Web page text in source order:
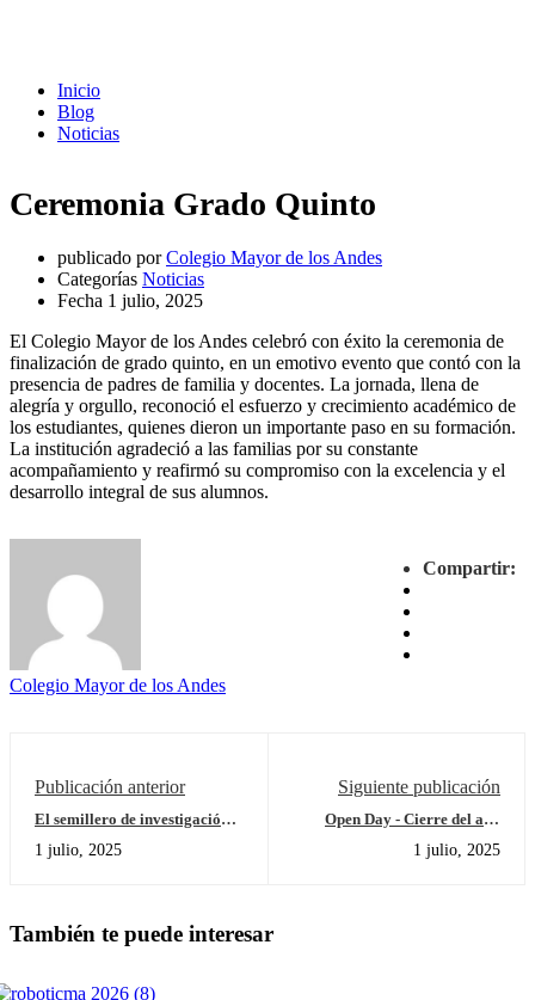
Inicio
Blog
Noticias
Ceremonia Grado Quinto
publicado por Colegio Mayor de los Andes
Categorías Noticias
Fecha 1 julio, 2025
El Colegio Mayor de los Andes celebró con éxito la ceremonia de
finalización de grado quinto, en un emotivo evento que contó con la
presencia de padres de familia y docentes. La jornada, llena de
alegría y orgullo, reconoció el esfuerzo y crecimiento académico de
los estudiantes, quienes dieron un importante paso en su formación.
La institución agradeció a las familias por su constante
acompañamiento y reafirmó su compromiso con la excelencia y el
desarrollo integral de sus alumnos.
Compartir:
Colegio Mayor de los Andes
Publicación anterior
El semillero de investigación
un verdadero éxito
1 julio, 2025
Siguiente publicación
Open Day - Cierre del año
1 julio, 2025
También te puede interesar